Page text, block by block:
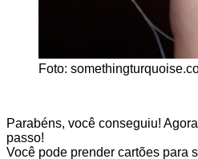
Foto:
Parabéns, você conseguiu!
passo!
Você pode prender cartões para